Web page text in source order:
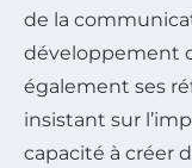
de la
développement
également ses
insistant sur
capacité à créer